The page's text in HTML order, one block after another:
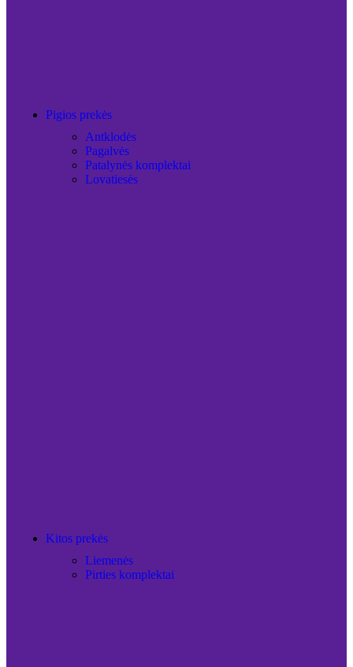
Pigios prekės
Antklodės
Pagalvės
Patalynės komplektai
Lovatiesės
Kitos prekės
Liemenės
Pirties komplektai